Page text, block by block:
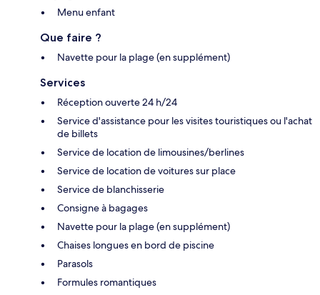
Menu enfant
Que faire ?
Navette pour la plage (en supplément)
Services
Réception ouverte 24 h/24
Service d'assistance pour les visites touristiques ou l'achat
de billets
Service de location de limousines/berlines
Service de location de voitures sur place
Service de blanchisserie
Consigne à bagages
Navette pour la plage (en supplément)
Chaises longues en bord de piscine
Parasols
Formules romantiques